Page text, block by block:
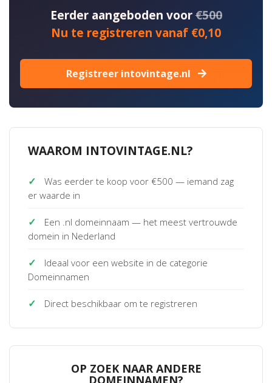
Eerder aangeboden voor€500
Nu te registreren vanaf €0,10
Registreer intovintage.nl
WAAROM INTOVINTAGE.NL?
✓
Was eerder te koop voor €500 — iemand zag
er waarde in
✓
Een .nl domeinnaam — het meest vertrouwde
domein in Nederland
✓
Ideaal voor een website in de categorie
Domeinnamen
✓ Direct beschikbaar om te registreren
OP ZOEK NAAR ANDERE
DOMEINNAMEN?